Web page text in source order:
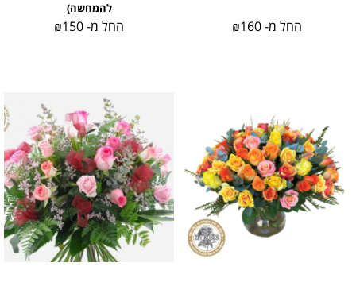
החל מ- ₪160
להמחשה)
החל מ- ₪150